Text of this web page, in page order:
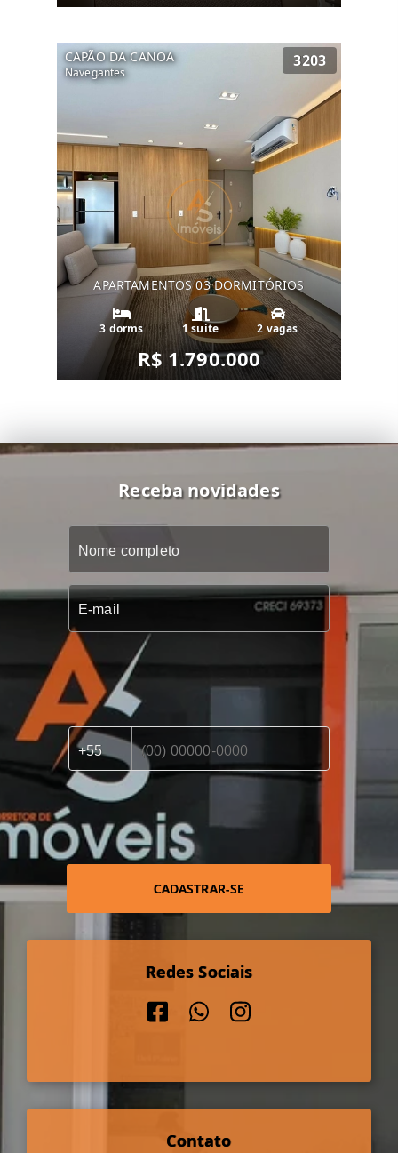
CAPÃO DA CANOA
Navegantes
3203
APARTAMENTOS 03 DORMITÓRIOS
3 dorms 1 suíte 2 vagas
R$ 1.790.000
Receba novidades
CADASTRAR-SE
Redes Sociais
Contato